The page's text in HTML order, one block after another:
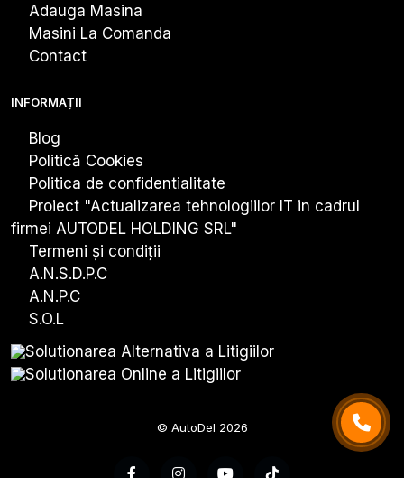
Adauga Masina
Masini La Comanda
Contact
INFORMAȚII
Blog
Politică Cookies
Politica de confidentialitate
Proiect "Actualizarea tehnologiiIor IT in cadrul
firmei AUTODEL HOLDING SRL"
Termeni și condiții
A.N.S.D.P.C
A.N.P.C
S.O.L
© AutoDel 2026